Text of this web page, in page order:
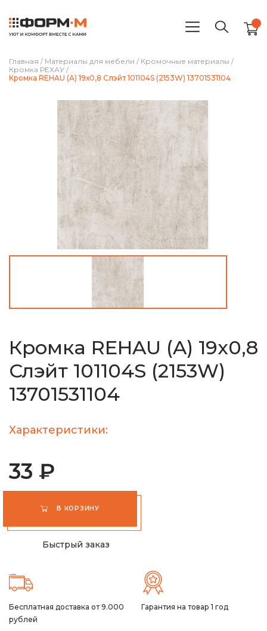
Главная / Материалы для мебели / Кромочные материалы /
Кромка РЕХАУ /
Кромка REHAU (A) 19х0,8 Слэйт 101104S (2153W) 13701531104
Кромка REHAU (A) 19х0,8
Слэйт 101104S (2153W)
13701531104
Характеристики:
33 ₽
В КОРЗИНУ
Быстрый заказ
Бесплатная доставка от 9.000
рублей
Гарантия на товар 1 год